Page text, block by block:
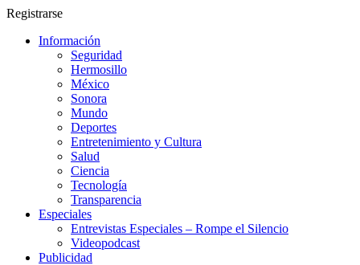
Registrarse
Información
Seguridad
Hermosillo
México
Sonora
Mundo
Deportes
Entretenimiento y Cultura
Salud
Ciencia
Tecnología
Transparencia
Especiales
Entrevistas Especiales – Rompe el Silencio
Videopodcast
Publicidad